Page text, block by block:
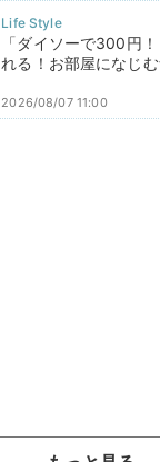
「ダイソーで300円
れる！お部屋になじ
2026/08/07 11:00